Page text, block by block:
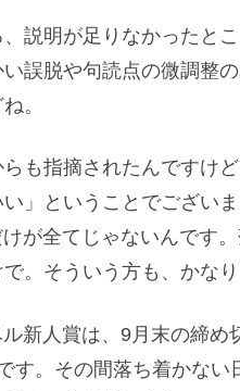
説明が足りなかったと
誤脱や句読点の微調整
。
も指摘されたんですけ
」ということでござい
が全てじゃないんです
。そういう方も、かな
新人賞は、9月末の締
す。その間落ち着かな